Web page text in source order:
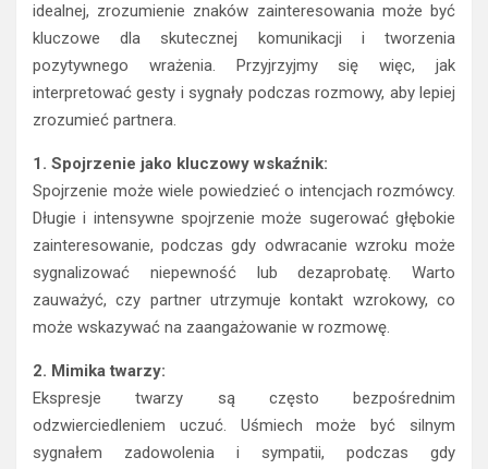
idealnej, zrozumienie znaków zainteresowania może być
kluczowe dla skutecznej komunikacji i tworzenia
pozytywnego wrażenia. Przyjrzyjmy się więc, jak
interpretować gesty i sygnały podczas rozmowy, aby lepiej
zrozumieć partnera.
1. Spojrzenie jako kluczowy wskaźnik:
Spojrzenie może wiele powiedzieć o intencjach rozmówcy.
Długie i intensywne spojrzenie może sugerować głębokie
zainteresowanie, podczas gdy odwracanie wzroku może
sygnalizować niepewność lub dezaprobatę. Warto
zauważyć, czy partner utrzymuje kontakt wzrokowy, co
może wskazywać na zaangażowanie w rozmowę.
2. Mimika twarzy:
Ekspresje twarzy są często bezpośrednim
odzwierciedleniem uczuć. Uśmiech może być silnym
sygnałem zadowolenia i sympatii, podczas gdy